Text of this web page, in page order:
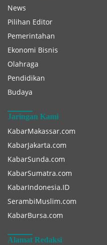
News
Pilihan Editor
Pemerintahan
Ekonomi Bisnis
Olahraga
Pendidikan
Budaya
Jaringan Kami
KabarMakassar.com
KabarJakarta.com
KabarSunda.com
KabarSumatra.com
KabarIndonesia.ID
SerambiMuslim.com
KabarBursa.com
Alamat Redaksi